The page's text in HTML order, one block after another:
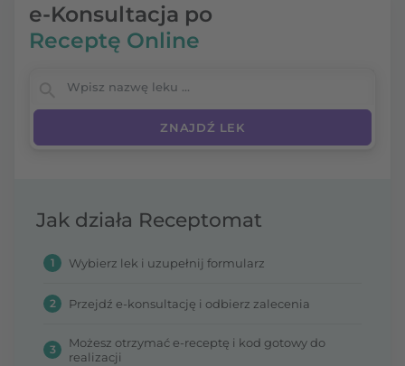
e-Konsultacja po
Receptę Online
Wpisz nazwę leku
Jak działa Receptomat
1 Wybierz lek i uzupełnij formularz
2 Przejdź e-konsultację i odbierz zalecenia
3
Możesz otrzymać e-receptę i kod gotowy do
realizacji